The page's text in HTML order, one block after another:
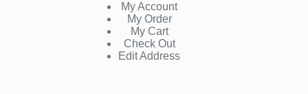
My Account
My Order
My Cart
Check Out
Edit Address